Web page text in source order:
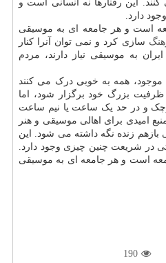
این رفتارها نه انسانی است و
دارد.
است و هر جامعه ای به موسیقی
سازی کرد و نمی توان آنرا کنار
به موسیقی نیاز دارند، مردم
موجود، همه به خوبی درک می کنند
ظرفیت بزرگ خود برگزار شود، اما
و در حد یک ساعت یا نیم ساعت
امیدی برای اهالی موسیقی و هنر
زنده نگه داشته می شود. این
در شریعت چنین چیزی وجود دارد.
است و هر جامعه ای به موسیقی
190